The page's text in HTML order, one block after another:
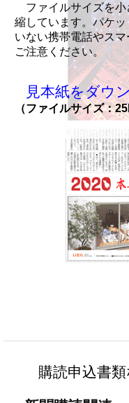
ファイルサイズを
縮しています。パケ
いない携帯電話やス
ご注意ください。
見本紙をダウ
（ファイルサイズ：
購読申込書